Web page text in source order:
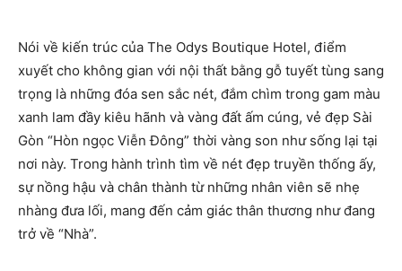
Nói về kiến trúc của The Odys Boutique Hotel, điểm
xuyết cho không gian với nội thất bằng gỗ tuyết tùng sang
trọng là những đóa sen sắc nét, đắm chìm trong gam màu
xanh lam đầy kiêu hãnh và vàng đất ấm cúng, vẻ đẹp Sài
Gòn “Hòn ngọc Viễn Đông” thời vàng son như sống lại tại
nơi này. Trong hành trình tìm về nét đẹp truyền thống ấy,
sự nồng hậu và chân thành từ những nhân viên sẽ nhẹ
nhàng đưa lối, mang đến cảm giác thân thương như đang
trở về “Nhà”.